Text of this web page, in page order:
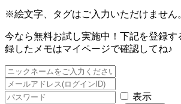
※絵文字、タグはご入力いただけません
今なら無料お試し実施中！下記を登録
録したメモはマイページで確認してね♪
表示